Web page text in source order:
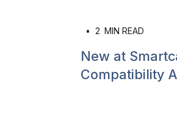
• 2 MIN READ
New at
Compatibility